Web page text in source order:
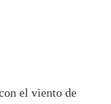
el viento de